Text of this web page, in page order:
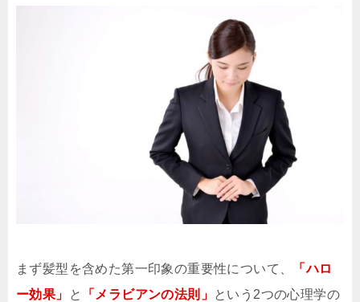
まず髪型を含めた第一印象の重要性について、
「ハロ
ー効果」
と 「メラビアンの法則」 という2つの心理学の